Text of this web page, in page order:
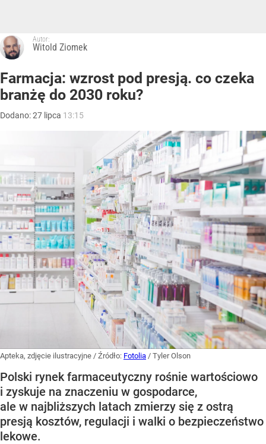
Autor:
Witold Ziomek
Farmacja: wzrost pod presją. co czeka
branżę do 2030 roku?
Dodano:27 lipca 13:15
Apteka, zdjęcie ilustracyjne / Źródło: Fotolia / Tyler Olson
Polski rynek farmaceutyczny rośnie wartościowo
i zyskuje na znaczeniu w gospodarce,
ale w najbliższych latach zmierzy się z ostrą
presją kosztów, regulacji i walki o bezpieczeństwo
lekowe.